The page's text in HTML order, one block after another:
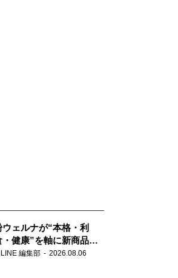
ウェルナが“本格・利
健康”を軸に新商品を
・マー」「青の洞窟」
強化
編集部 2026.08.06